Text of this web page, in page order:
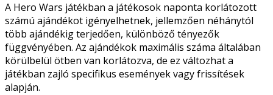
A Hero Wars játékban a játékosok naponta korlátozott
számú ajándékot igényelhetnek, jellemzően néhánytól
több ajándékig terjedően, különböző tényezők
függvényében. Az ajándékok maximális száma általában
körülbelül ötben van korlátozva, de ez változhat a
játékban zajló specifikus események vagy frissítések
alapján.